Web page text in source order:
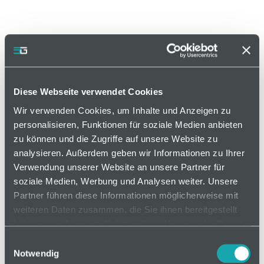
Diese Webseite verwendet Cookies
Wir verwenden Cookies, um Inhalte und Anzeigen zu
personalisieren, Funktionen für soziale Medien anbieten
zu können und die Zugriffe auf unsere Website zu
analysieren. Außerdem geben wir Informationen zu Ihrer
Verwendung unserer Website an unsere Partner für
soziale Medien, Werbung und Analysen weiter. Unsere
Partner führen diese Informationen möglicherweise mit
weiteren Daten zusammen, die Sie ihnen bereitgestellt
haben oder die sie im Rahmen Ihrer Nutzung der Dienste
Notwendig
Artikelnummer LG-47-L-N
auf Anfrage
Mindestbestellmenge: 1